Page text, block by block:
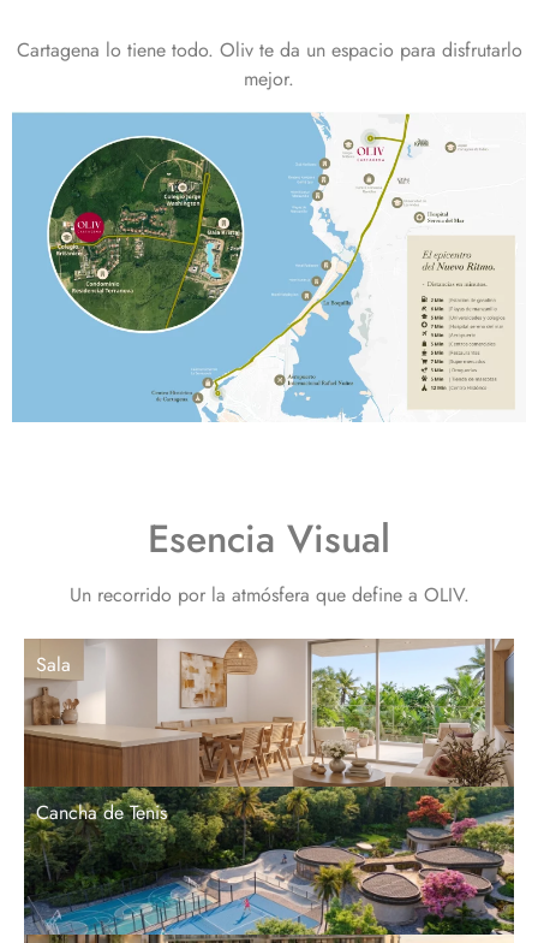
Cartagena lo tiene todo. Oliv te da un espacio para disfrutarlo
mejor.
Esencia Visual
Un recorrido por la atmósfera que define a OLIV.
Sala
Cancha de Tenis